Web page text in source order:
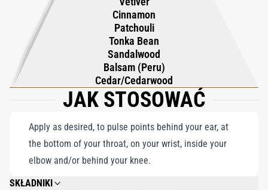
Cinnamon
Patchouli
Tonka Bean
Sandalwood
Balsam (Peru)
Cedar/Cedarwood
JAK STOSOWAĆ
Apply as desired, to pulse points behind your ear, at
the bottom of your throat, on your wrist, inside your
elbow and/or behind your knee.
SKŁADNIKI